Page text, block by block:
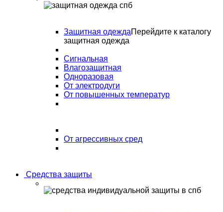
Защитная одеждаПерейдите к каталогу
защитная одежда
Сигнальная
Влагозащитная
Одноразовая
От электродуги
От повышенных температур
От агрессивных сред
Средства защиты